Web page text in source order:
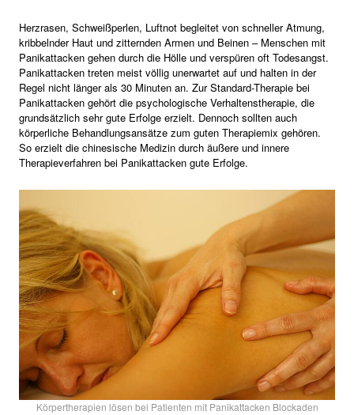
Herzrasen, Schweißperlen, Luftnot begleitet von schneller Atmung,
kribbelnder Haut und zitternden Armen und Beinen – Menschen mit
Panikattacken gehen durch die Hölle und verspüren oft Todesangst.
Panikattacken treten meist völlig unerwartet auf und halten in der
Regel nicht länger als 30 Minuten an. Zur Standard-Therapie bei
Panikattacken gehört die psychologische Verhaltenstherapie, die
grundsätzlich sehr gute Erfolge erzielt. Dennoch sollten auch
körperliche Behandlungsansätze zum guten Therapiemix gehören.
So erzielt die chinesische Medizin durch äußere und innere
Therapieverfahren bei Panikattacken gute Erfolge.
Körpertherapien lösen bei Patienten mit Panikattacken Blockaden